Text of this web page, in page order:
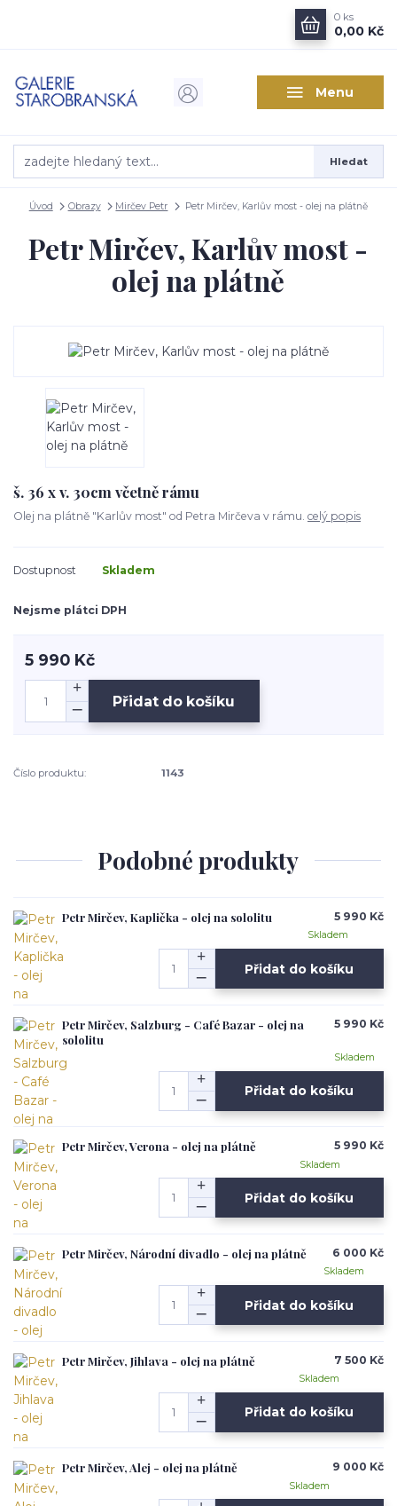
Menu
Hledat
0 ks
0,00 Kč
Úvod Obrazy Mirčev Petr Petr Mirčev, Karlův most - olej na plátně
Petr Mirčev, Karlův most -
olej na plátně
š. 36 x v. 30cm včetně rámu
Olej na plátně "Karlův most" od Petra Mirčeva v rámu. celý popis
Dostupnost Skladem
Nejsme plátci DPH
5 990 Kč
Přidat do košíku
Číslo produktu: 1143
Podobné produkty
Petr Mirčev, Kaplička - olej na sololitu 5 990 Kč
Skladem
Přidat do košíku
Petr Mirčev, Salzburg - Café Bazar - olej na
sololitu
5 990 Kč
Skladem
Přidat do košíku
Petr Mirčev, Verona - olej na plátně 5 990 Kč
Skladem
Přidat do košíku
Petr Mirčev, Národní divadlo - olej na plátně 6 000 Kč
Skladem
Přidat do košíku
Petr Mirčev, Jihlava - olej na plátně 7 500 Kč
Skladem
Přidat do košíku
Petr Mirčev, Alej - olej na plátně 9 000 Kč
Skladem